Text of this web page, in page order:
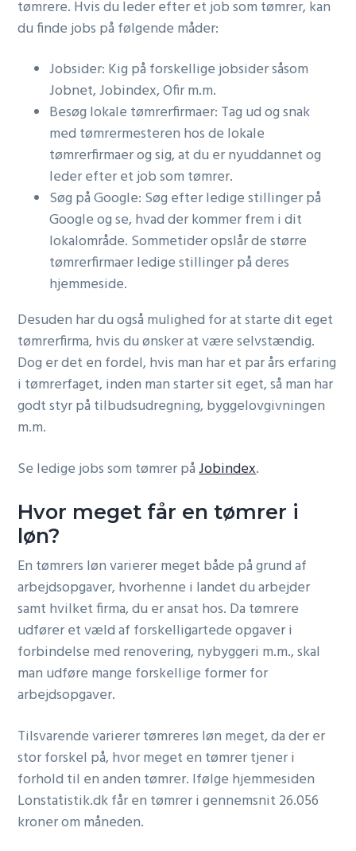
tømrere. Hvis du leder efter et job som tømrer, kan
du finde jobs på følgende måder:
Jobsider: Kig på forskellige jobsider såsom
Jobnet, Jobindex, Ofir m.m.
Besøg lokale tømrerfirmaer: Tag ud og snak
med tømrermesteren hos de lokale
tømrerfirmaer og sig, at du er nyuddannet og
leder efter et job som tømrer.
Søg på Google: Søg efter ledige stillinger på
Google og se, hvad der kommer frem i dit
lokalområde. Sommetider opslår de større
tømrerfirmaer ledige stillinger på deres
hjemmeside.
Desuden har du også mulighed for at starte dit eget
tømrerfirma, hvis du ønsker at være selvstændig.
Dog er det en fordel, hvis man har et par års erfaring
i tømrerfaget, inden man starter sit eget, så man har
godt styr på tilbudsudregning, byggelovgivningen
m.m.
Se ledige jobs som tømrer påJobindex.
Hvor meget får en tømrer i
løn?
En tømrers løn varierer meget både på grund af
arbejdsopgaver, hvorhenne i landet du arbejder
samt hvilket firma, du er ansat hos. Da tømrere
udfører et væld af forskelligartede opgaver i
forbindelse med renovering, nybyggeri m.m., skal
man udføre mange forskellige former for
arbejdsopgaver.
Tilsvarende varierer tømreres løn meget, da der er
stor forskel på, hvor meget en tømrer tjener i
forhold til en anden tømrer. Ifølge hjemmesiden
Lonstatistik.dk får en tømrer i gennemsnit 26.056
kroner om måneden.